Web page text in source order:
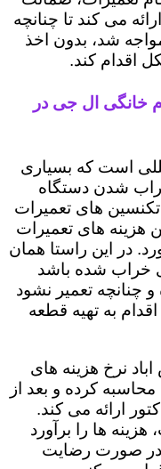
می کند تا چنانچه
شد، بدون اخذ
اقدام کند.
خانگی ال جی در
است که بسیاری
شدن دستگاه
تکنسین های تعمیرات
هزینه های تعمیرات
در این راستا همان
خراب شده باشد
و چنانچه تعمیر نشود
به تهیه قطعه
نرخ هزینه های
کرده و بعد از
ارائه می کند.
هزینه ها را برآورد
در صورت رضایت